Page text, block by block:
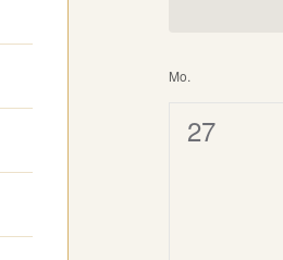
Kalender
von
Mo.
0
27